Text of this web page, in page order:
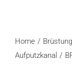
Home
Aufputzkanal